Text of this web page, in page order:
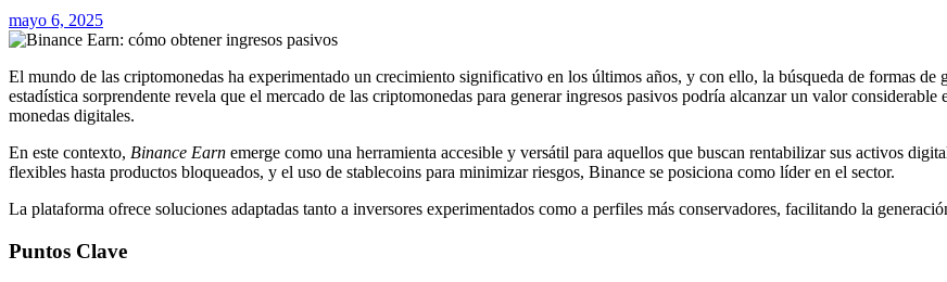
mayo 6, 2025
El mundo de las criptomonedas ha experimentado un crecimiento significativo en los últimos años, y con ello, la búsqueda de formas de
estadística sorprendente revela que el mercado de las criptomonedas para generar ingresos pasivos podría alcanzar un valor
monedas digitales.
En este contexto, Binance Earn emerge como una herramienta accesible y versátil para aquellos que buscan rentabilizar sus activos
flexibles hasta productos bloqueados, y el uso de stablecoins para minimizar riesgos, Binance se posiciona como líder en el sector.
La plataforma ofrece soluciones adaptadas tanto a inversores experimentados como a perfiles más conservadores, facilitando la
Puntos Clave